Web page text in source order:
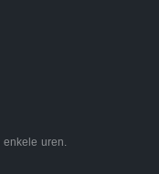
uren.